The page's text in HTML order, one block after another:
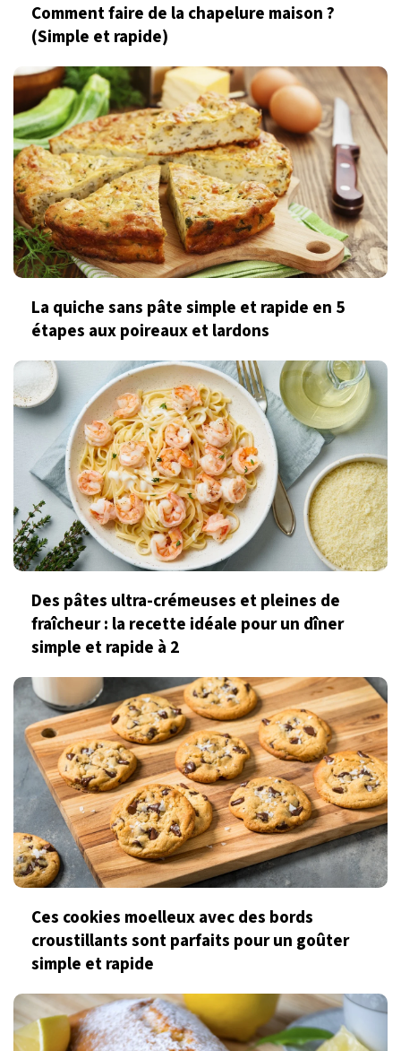
Comment faire de la chapelure maison ?
(Simple et rapide)
La quiche sans pâte simple et rapide en 5
étapes aux poireaux et lardons
Des pâtes ultra-crémeuses et pleines de
fraîcheur : la recette idéale pour un dîner
simple et rapide à 2
Ces cookies moelleux avec des bords
croustillants sont parfaits pour un goûter
simple et rapide